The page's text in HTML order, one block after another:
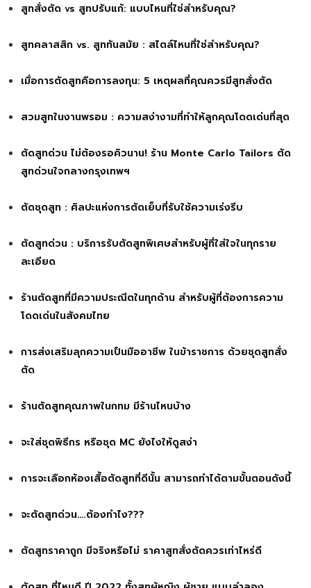
สูทสั่งตัด vs สูทปรับแก้: แบบไหนที่ใช่สำหรับคุณ?
สูทคลาสสิก vs. สูททันสมัย : สไตล์ไหนที่ใช่สำหรับคุณ?
เมื่อการตัดสูทคือการลงทุน: 5 เหตุผลที่คุณควรมีสูทสั่งตัด
สวมสูทในงานพรอม : ความสง่างามที่ทำให้ลูกคุณโดดเด่นที่สุด
ตัดสูทด่วน ไม่ต้องรอคิวนาน! ร้าน Monte Carlo Tailors ตัด
สูทด่วนใจกลางกรุงเทพฯ
ตัดชุดสูท : ศิลปะแห่งการตัดเย็บที่รับใช้ความเร่งรีบ
ตัดสูทด่วน : บริการรับตัดสูทพิเศษสำหรับผู้ที่ใส่ใจในทุกราย
ละเอียด
ร้านตัดสูทที่มีความประณีตในทุกด้าน สำหรับผู้ที่ต้องการความ
โดดเด่นในสังคมไทย
การส่งเสริมลุกความเป็นมืออาชีพ ในข้าราชการ ด้วยชุดสูทสั่ง
ตัด
ร้านตัดสูทคุณภาพในกทม มีร้านไหนบ้าง
จะใส่ชุดพิธีกร หรือชุด MC ยังไงให้ดูสง่า
การจะเลือกห้องเสื้อตัดสูทที่ดีนั้น สามารถทำได้ตามขั้นตอนดังนี้
จะตัดสูทด่วน….ต้องทำไง???
ตัดสูทราคาถูก มีจริงหรือไม่ ราคาสูทสั่งตัดควรเท่าไหร่ดี